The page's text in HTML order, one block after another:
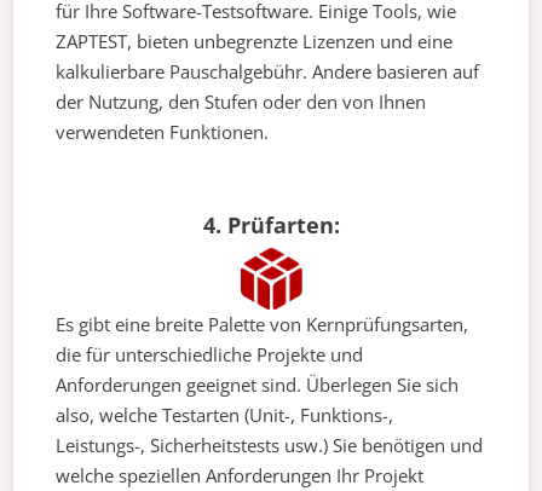
für Ihre Software-Testsoftware. Einige Tools, wie
ZAPTEST, bieten unbegrenzte Lizenzen und eine
kalkulierbare Pauschalgebühr. Andere basieren auf
der Nutzung, den Stufen oder den von Ihnen
verwendeten Funktionen.
4. Prüfarten:
Es gibt eine breite Palette von Kernprüfungsarten,
die für unterschiedliche Projekte und
Anforderungen geeignet sind. Überlegen Sie sich
also, welche Testarten (Unit-, Funktions-,
Leistungs-, Sicherheitstests usw.) Sie benötigen und
welche speziellen Anforderungen Ihr Projekt